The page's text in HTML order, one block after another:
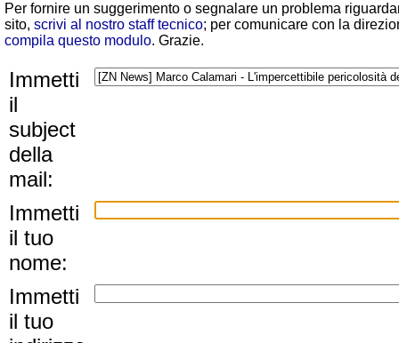
Per fornire un suggerimento o segnalare un problema
sito, scrivi al nostro staff tecnico; per comunicare con la
compila questo modulo. Grazie.
Immetti
il
subject
della
mail:
Immetti
il tuo
nome:
Immetti
il tuo